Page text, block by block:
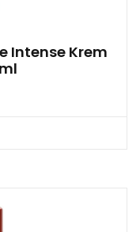
Intense Krem